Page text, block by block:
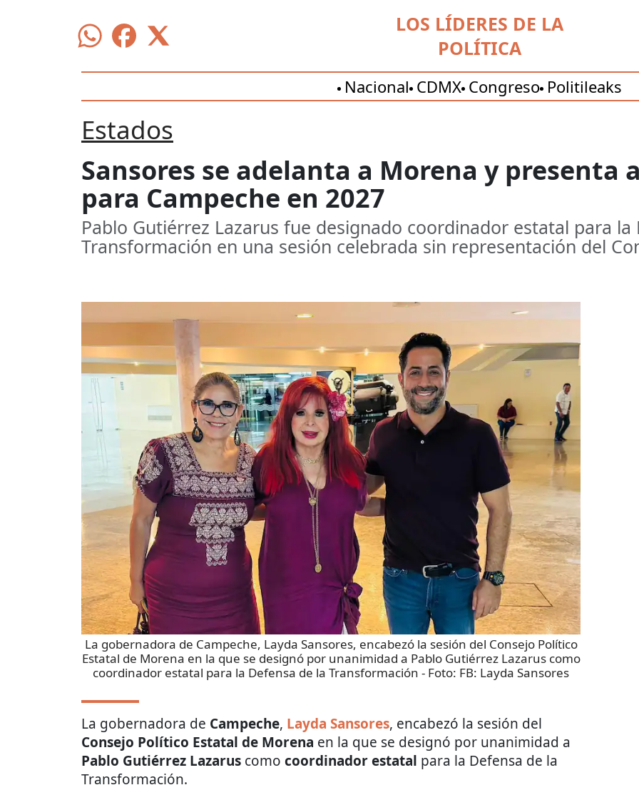
LOS LÍDERES DE LA
POLÍTICA
Nacional CDMX Congreso Politileaks
Estados
Sansores se adelanta a Morena y presenta
para Campeche en 2027
Pablo Gutiérrez Lazarus fue designado coordinador estatal para la
Transformación en una sesión celebrada sin representación del
La gobernadora de Campeche, Layda Sansores, encabezó la sesión del Consejo Político
Estatal de Morena en la que se designó por unanimidad a Pablo Gutiérrez Lazarus como
coordinador estatal para la Defensa de la Transformación - Foto: FB: Layda Sansores
La gobernadora de Campeche, Layda Sansores, encabezó la sesión del
Consejo Político Estatal de Morena en la que se designó por unanimidad a
Pablo Gutiérrez Lazarus como coordinador estatal para la Defensa de la
Transformación.